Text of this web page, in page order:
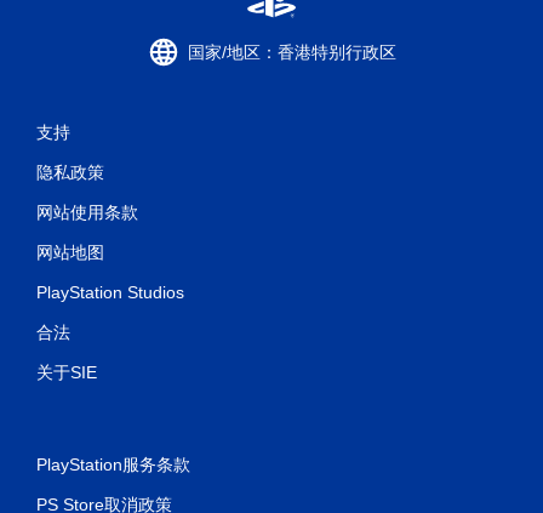
国家/地区：香港特别行政区
支持
隐私政策
网站使用条款
网站地图
PlayStation Studios
合法
关于SIE
PlayStation服务条款
PS Store取消政策